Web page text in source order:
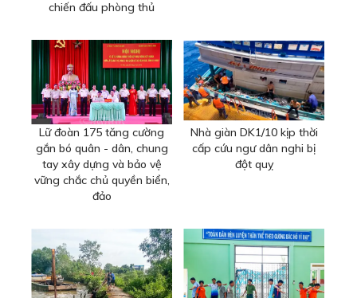
chiến đấu phòng thủ
Lữ đoàn 175 tăng cường
gắn bó quân - dân, chung
tay xây dựng và bảo vệ
vững chắc chủ quyền biển,
đảo
Nhà giàn DK1/10 kịp thời
cấp cứu ngư dân nghi bị
đột quỵ